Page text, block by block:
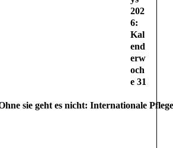
202
6:
Kal
end
erw
och
e 31